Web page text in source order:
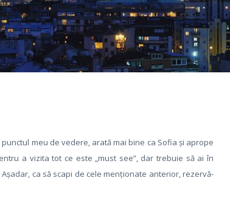
meu de vedere, arată mai bine ca Sofia și aprope
a vizita tot ce este „must see”, dar trebuie să ai în
ca să scapi de cele menționate anterior, rezervă-